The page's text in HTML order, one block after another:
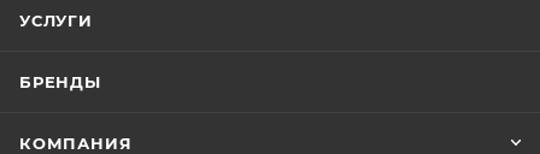
УСЛУГИ
БРЕНДЫ
КОМПАНИЯ